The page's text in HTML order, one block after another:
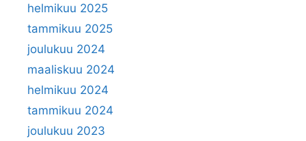
helmikuu 2025
tammikuu 2025
joulukuu 2024
maaliskuu 2024
helmikuu 2024
tammikuu 2024
joulukuu 2023